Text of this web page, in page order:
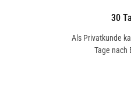
30
Als Privatkunde
Tage nach